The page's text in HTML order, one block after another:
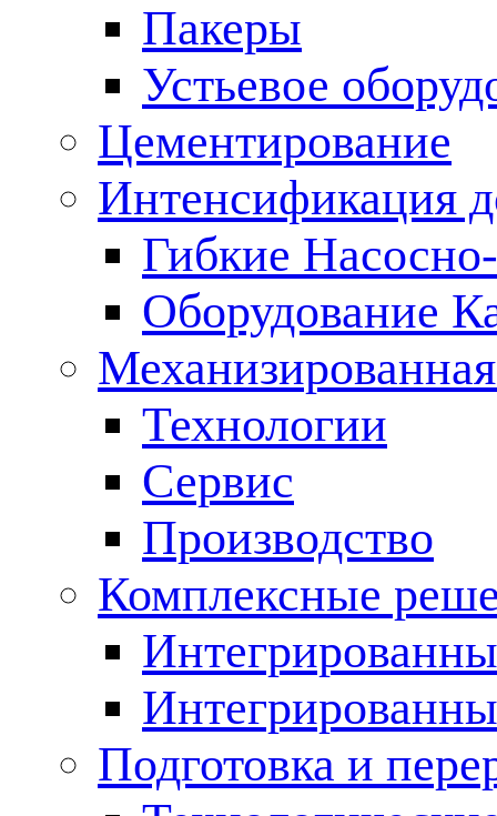
Пакеры
Устьевое
Цементирование
Интенсификация
Гибкие
Оборудование
Технологии
Сервис
Производство
Комплексные
Подготовка и